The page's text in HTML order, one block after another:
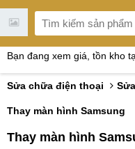
Bạn đang xem giá, tồn kho
Sửa chữa điện thoại
Thay màn hình Samsung
Thay màn hình